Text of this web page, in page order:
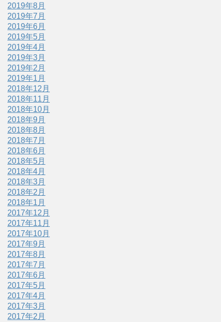
2019年8月
2019年7月
2019年6月
2019年5月
2019年4月
2019年3月
2019年2月
2019年1月
2018年12月
2018年11月
2018年10月
2018年9月
2018年8月
2018年7月
2018年6月
2018年5月
2018年4月
2018年3月
2018年2月
2018年1月
2017年12月
2017年11月
2017年10月
2017年9月
2017年8月
2017年7月
2017年6月
2017年5月
2017年4月
2017年3月
2017年2月